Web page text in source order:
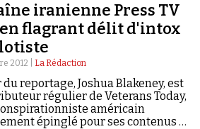
iranienne Press TV
flagrant délit d'intox
2012 | La Rédaction
reportage, Joshua Blakeney, est
régulier de Veterans Today,
américain
épinglé pour ses contenus à